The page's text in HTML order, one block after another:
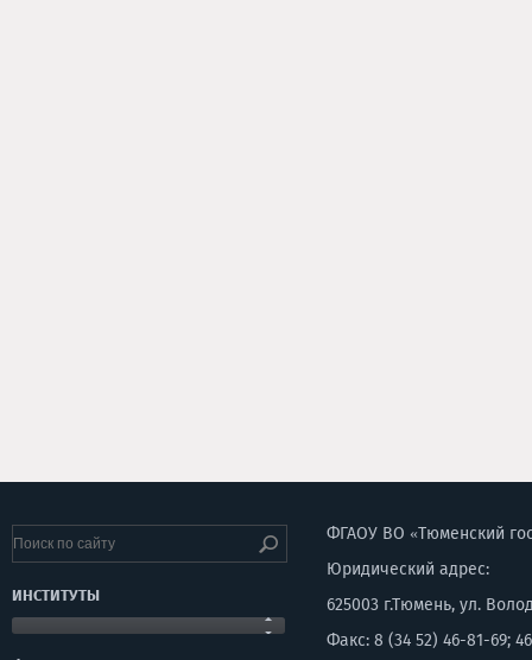
ИНСТИТУТЫ
ФГАОУ ВО «Тюменский
Юридический адрес:
625003 г.Тюмень, ул.
Факс: 8 (34 52) 46-81-69;